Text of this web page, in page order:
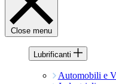
Close menu
Lubrificanti
Automobili e